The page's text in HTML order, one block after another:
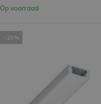
Op voorraad
- 25%